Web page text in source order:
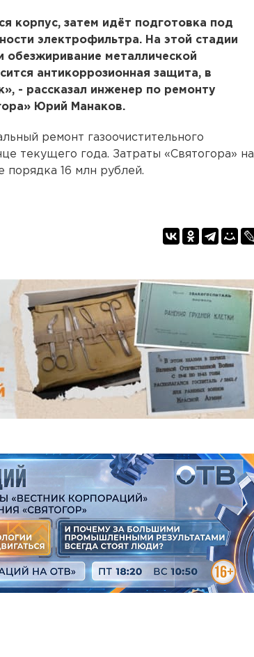
корпус, затем идёт подготовка под
электрофильтра. На этой стадии
обезжиривание металлической
антикоррозионная защита, в
- рассказал инженер по ремонту
Юрий Манаков.
ремонт газоочистительного
текущего года. Затраты «Святогора» на
порядка 16 млн рублей.